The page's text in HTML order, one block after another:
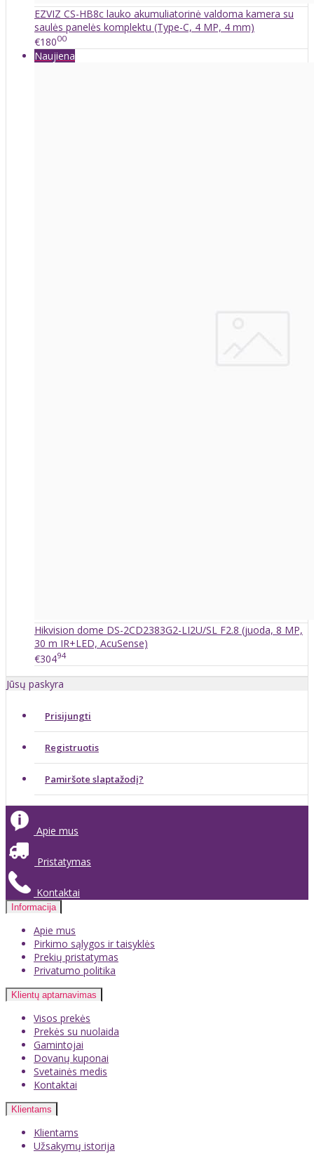
EZVIZ CS-HB8c lauko akumuliatorinė valdoma kamera su
saulės panelės komplektu (Type-C, 4 MP, 4 mm)
€18000
Naujiena
Hikvision dome DS-2CD2383G2-LI2U/SL F2.8 (juoda, 8 MP,
30 m IR+LED, AcuSense)
€30494
Jūsų paskyra
Prisijungti
Registruotis
Pamiršote slaptažodį?
Apie mus
Pristatymas
Kontaktai
Informacija
Apie mus
Pirkimo sąlygos ir taisyklės
Prekių pristatymas
Privatumo politika
Klientų aptarnavimas
Visos prekės
Prekės su nuolaida
Gamintojai
Dovanų kuponai
Svetainės medis
Kontaktai
Klientams
Klientams
Užsakymų istorija